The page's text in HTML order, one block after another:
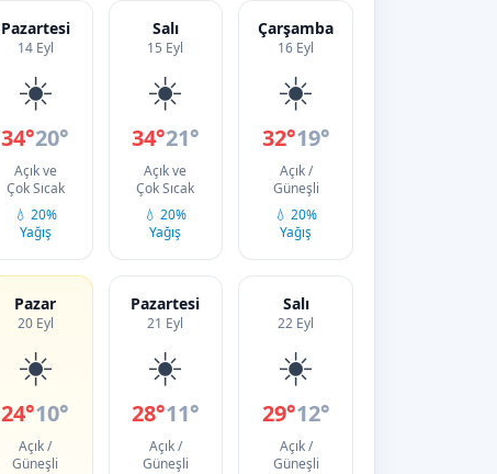
Pazartesi
14 Eyl
☀️
34°20°
Açık ve
Çok Sıcak
💧 20%
Yağış
Salı
15 Eyl
☀️
34°21°
Açık ve
Çok Sıcak
💧 20%
Yağış
Çarşamba
16 Eyl
☀️
32°19°
Açık /
Güneşli
💧 20%
Yağış
Pazar
20 Eyl
☀️
24°10°
Açık /
Güneşli
Pazartesi
21 Eyl
☀️
28°11°
Açık /
Güneşli
Salı
22 Eyl
☀️
29°12°
Açık /
Güneşli